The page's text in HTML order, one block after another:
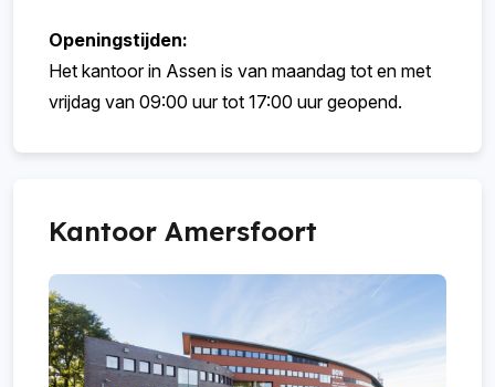
Openingstijden:
Het kantoor in Assen is van maandag tot en met
vrijdag van 09:00 uur tot 17:00 uur geopend.
Kantoor Amersfoort